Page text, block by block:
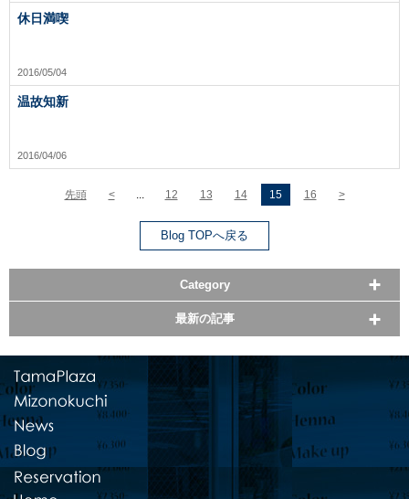
休日満喫
2016/05/04
温故知新
2016/04/06
先頭 < ... 12 13 14 15 16 >
Blog TOPへ戻る
Category
最新の記事